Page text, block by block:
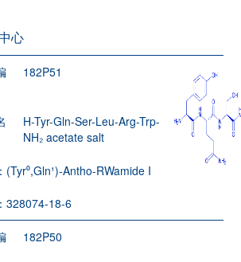
心
182P51
H-Tyr-Gln-Ser-Leu-Arg-Trp-
NH₂ acetate salt
(Tyr⁰,Gln¹)-Antho-RWamide I
328074-18-6
182P50